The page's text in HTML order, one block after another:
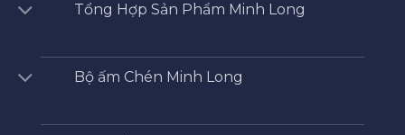
Tổng Hợp Sản Phẩm Minh Long
Bộ ấm Chén Minh Long